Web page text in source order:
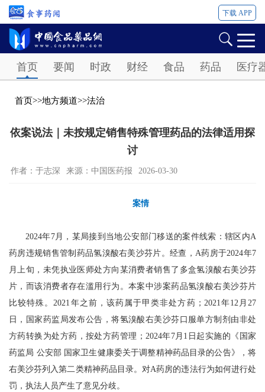
下载 APP
首页 要闻 时政 财经 食品 药品 医疗
首页>>地方频道>>法治
依案说法｜未按规定销售特殊管理药品的法律适用探
讨
作者：于志深 来源：中国医药报 2026-03-30
案情
2024年7月，某局接到当地公安部门移送的案件线索：辖区内A
药房违规销售管制药品氢溴酸右美沙芬片。经查，A药房于2024年7
月上旬，未凭执业医师处方向某消费者销售了多盒氢溴酸右美沙芬
片，而该消费者存在滥用行为。本案中涉案药品氢溴酸右美沙芬片
比较特殊。2021年之前，该药属于甲类非处方药；2021年12月27
日，国家药监局发布公告，将氢溴酸右美沙芬口服单方制剂由非处
方药转换为处方药，按处方药管理；2024年7月1日起实施的《国家
药监局 公安部 国家卫生健康委关于调整精神药品目录的公告》，将
右美沙芬列入第二类精神药品目录。对A药房的违法行为如何进行处
罚，执法人员产生了意见分歧。